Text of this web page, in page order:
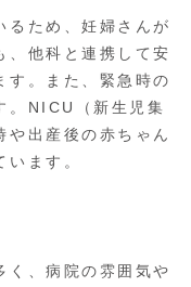
るため、妊婦さんが
、他科と連携して安
す。また、緊急時の
。NICU（新生児集
や出産後の赤ちゃん
ます。
く、病院の雰囲気や